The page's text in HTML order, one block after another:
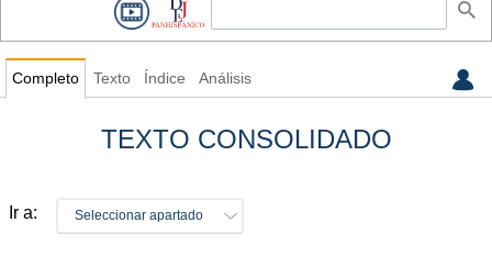
Completo Texto Índice Análisis
TEXTO CONSOLIDADO
Ir a: Seleccionar apartado